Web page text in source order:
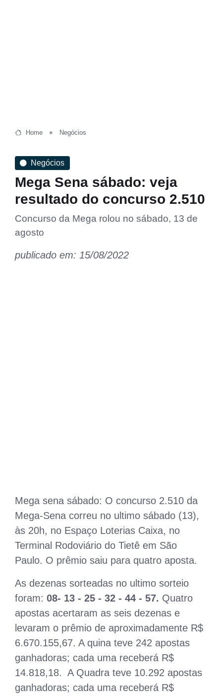
Home Negócios
Negócios
Mega Sena sábado: veja
resultado do concurso 2.510
Concurso da Mega rolou no sábado, 13 de
agosto
publicado em: 15/08/2022
Mega sena sábado: O concurso 2.510 da
Mega-Sena correu no ultimo sábado (13),
às 20h, no Espaço Loterias Caixa, no
Terminal Rodoviário do Tietê em São
Paulo. O prêmio saiu para quatro aposta.
As dezenas sorteadas no ultimo sorteio
foram: 08- 13 - 25 - 32 - 44 - 57. Quatro
apostas acertaram as seis dezenas e
levaram o prêmio de aproximadamente R$
6.670.155,67. A quina teve 242 apostas
ganhadoras; cada uma receberá R$
14.818,18. A Quadra teve 10.292 apostas
ganhadoras; cada uma receberá R$